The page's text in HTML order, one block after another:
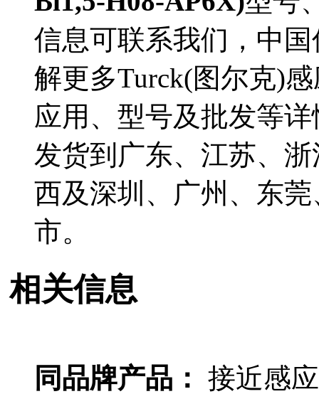
信息可联系我们，中
解更多Turck(图尔克)
应用、型号及批发等
发货到广东、江苏、
西及深圳、广州、东
市。
相关信息
同品牌产品： 接近感